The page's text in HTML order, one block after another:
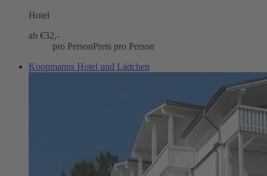
Hotel
ab €32,-
pro PersonPreis pro Person
Koopmanns Hotel und Lädchen